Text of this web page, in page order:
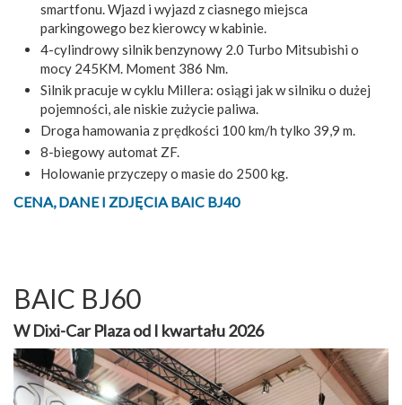
smartfonu. Wjazd i wyjazd z ciasnego miejsca
parkingowego bez kierowcy w kabinie.
4-cylindrowy silnik benzynowy 2.0 Turbo Mitsubishi o
mocy 245KM. Moment 386 Nm.
Silnik pracuje w cyklu Millera: osiągi jak w silniku o dużej
pojemności, ale niskie zużycie paliwa.
Droga hamowania z prędkości 100 km/h tylko 39,9 m.
8-biegowy automat ZF.
Holowanie przyczepy o masie do 2500 kg.
CENA, DANE I ZDJĘCIA BAIC BJ40
BAIC BJ60
W Dixi-Car Plaza od I kwartału 2026